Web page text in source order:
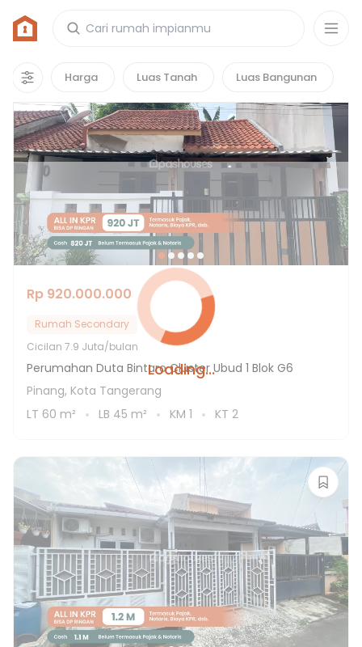
Harga Luas Tanah Luas Bangunan
Loading...
Rumah di Perumahan Duta Bintaro
7properti
Rp 920.000.000
Rumah Secondary
Cicilan 7.9 Juta/bulan
Perumahan Duta Bintaro Cluster Ubud 1 Blok G6
Pinang, Kota Tangerang
LT 60 m² LB 45 m² KM 1 KT 2